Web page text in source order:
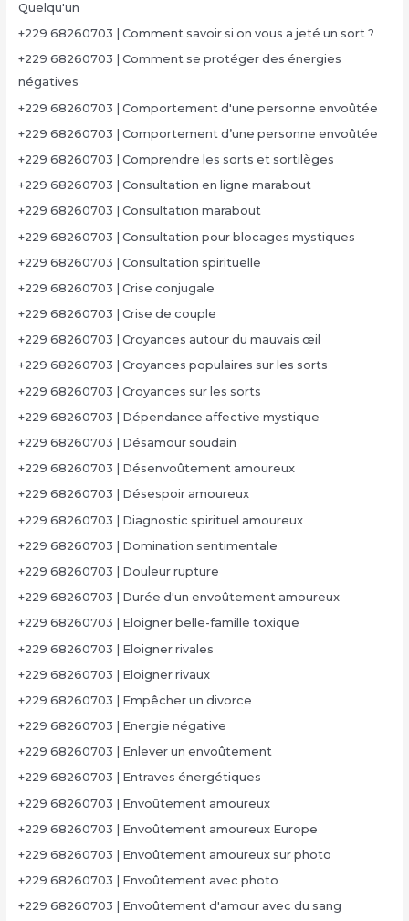
Quelqu'un
+229 68260703 | Comment savoir si on vous a jeté un sort ?
+229 68260703 | Comment se protéger des énergies
négatives
+229 68260703 | Comportement d'une personne envoûtée
+229 68260703 | Comportement d’une personne envoûtée
+229 68260703 | Comprendre les sorts et sortilèges
+229 68260703 | Consultation en ligne marabout
+229 68260703 | Consultation marabout
+229 68260703 | Consultation pour blocages mystiques
+229 68260703 | Consultation spirituelle
+229 68260703 | Crise conjugale
+229 68260703 | Crise de couple
+229 68260703 | Croyances autour du mauvais œil
+229 68260703 | Croyances populaires sur les sorts
+229 68260703 | Croyances sur les sorts
+229 68260703 | Dépendance affective mystique
+229 68260703 | Désamour soudain
+229 68260703 | Désenvoûtement amoureux
+229 68260703 | Désespoir amoureux
+229 68260703 | Diagnostic spirituel amoureux
+229 68260703 | Domination sentimentale
+229 68260703 | Douleur rupture
+229 68260703 | Durée d'un envoûtement amoureux
+229 68260703 | Eloigner belle-famille toxique
+229 68260703 | Eloigner rivales
+229 68260703 | Eloigner rivaux
+229 68260703 | Empêcher un divorce
+229 68260703 | Energie négative
+229 68260703 | Enlever un envoûtement
+229 68260703 | Entraves énergétiques
+229 68260703 | Envoûtement amoureux
+229 68260703 | Envoûtement amoureux Europe
+229 68260703 | Envoûtement amoureux sur photo
+229 68260703 | Envoûtement avec photo
+229 68260703 | Envoûtement d'amour avec du sang